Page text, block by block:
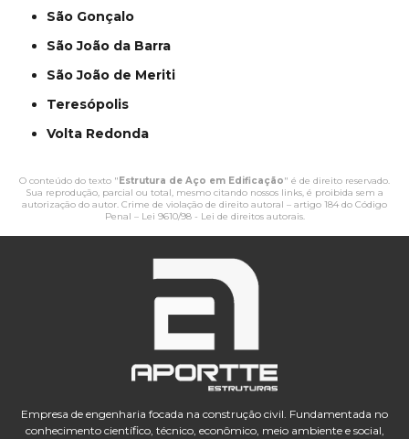
São Gonçalo
São João da Barra
São João de Meriti
Teresópolis
Volta Redonda
O conteúdo do texto " Estrutura de Aço em Edificação" é de direito reservado.
Sua reprodução, parcial ou total, mesmo citando nossos links, é proibida sem a
autorização do autor. Crime de violação de direito autoral – artigo 184 do Código
Penal – Lei 9610/98 - Lei de direitos autorais.
Empresa de engenharia focada na construção civil. Fundamentada no
conhecimento científico, técnico, econômico, meio ambiente e social,